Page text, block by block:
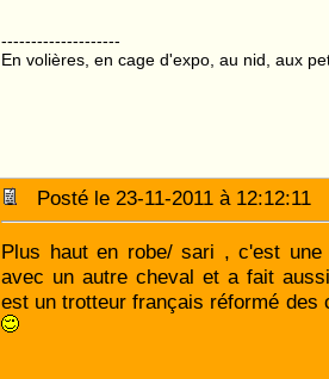
--------------------
En volières, en cage d'expo, au nid, aux
Posté le 23-11-2011 à 12:12:11
Plus haut en robe/ sari , c'est une
avec un autre cheval et a fait
est un trotteur français réformé des